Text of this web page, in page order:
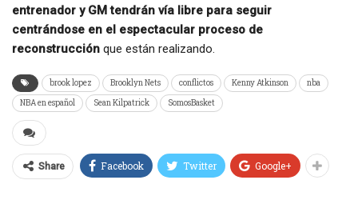
entrenador y GM tendrán vía libre para seguir
centrándose en el espectacular proceso de
reconstrucción que están realizando.
brook lopez Brooklyn Nets conflictos Kenny Atkinson
nba
NBA en español
Sean Kilpatrick SomosBasket
Share Facebook Twitter Google+